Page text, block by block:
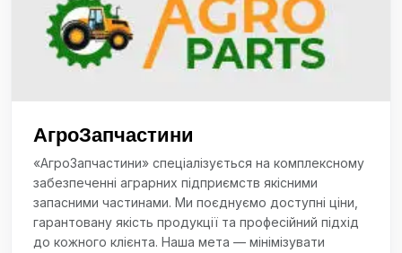
АгроЗапчастини
«АгроЗапчастини» спеціалізується на комплексному
забезпеченні аграрних підприємств якісними
запасними частинами. Ми поєднуємо доступні ціни,
гарантовану якість продукції та професійний підхід
до кожного клієнта. Наша мета — мінімізувати